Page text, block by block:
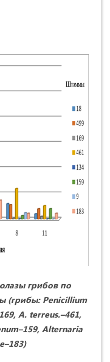
грибов по
(грибы: Penicillium
A. terreus.–461,
Alternaria
183)